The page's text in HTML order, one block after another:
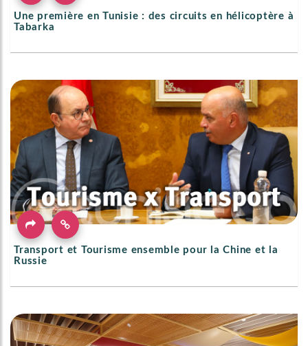
Une première en Tunisie : des circuits en hélicoptère à
Tabarka
Transport et Tourisme ensemble pour la Chine et la
Russie